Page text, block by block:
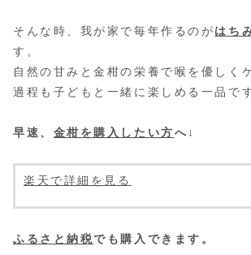
そんな時、我が家で毎年作るのがはち
す。
自然の甘みと金柑の栄養で喉を優しく
過程も子どもと一緒に楽しめる一品で
早速、 金柑を購入したい方へ↓
楽天で詳細を見る
ふるさと納税でも購入できます。